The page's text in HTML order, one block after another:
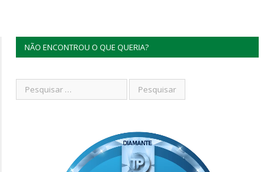
NÃO ENCONTROU O QUE QUERIA?